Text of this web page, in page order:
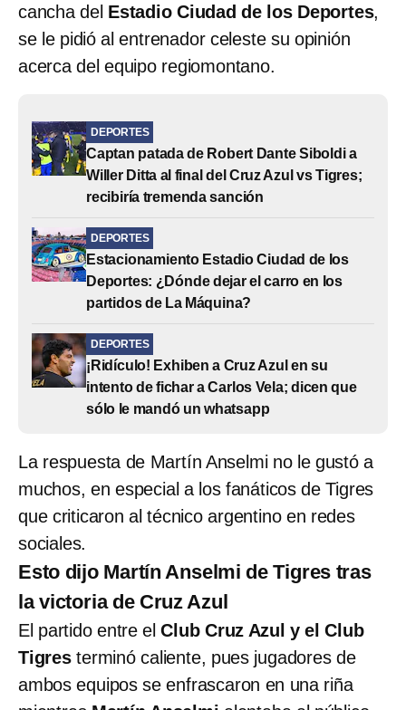
cancha del Estadio Ciudad de los Deportes,
se le pidió al entrenador celeste su opinión
acerca del equipo regiomontano.
DEPORTES
Captan patada de Robert Dante Siboldi a
Willer Ditta al final del Cruz Azul vs Tigres;
recibiría tremenda sanción
DEPORTES
Estacionamiento Estadio Ciudad de los
Deportes: ¿Dónde dejar el carro en los
partidos de La Máquina?
DEPORTES
¡Ridículo! Exhiben a Cruz Azul en su
intento de fichar a Carlos Vela; dicen que
sólo le mandó un whatsapp
La respuesta de Martín Anselmi no le gustó a
muchos, en especial a los fanáticos de Tigres
que criticaron al técnico argentino en redes
sociales.
Esto dijo Martín Anselmi de Tigres tras
la victoria de Cruz Azul
El partido entre elClub Cruz Azul y el Club
Tigresterminó caliente, pues jugadores de
ambos equipos se enfrascaron en una riña